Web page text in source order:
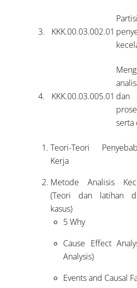
3. KKK.00.03.002.01
4. KKK.00.03.005.01 dan
serta
Teori-Teori
Kerja
Metode Analisis
(Teori dan latihan
kasus)
5 Why
Cause Effect
Analysis)
Events and Causal